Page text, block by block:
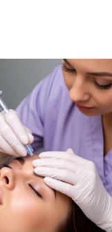
+7 (3412) 33
г. Ижевск,
г. Ижевск,